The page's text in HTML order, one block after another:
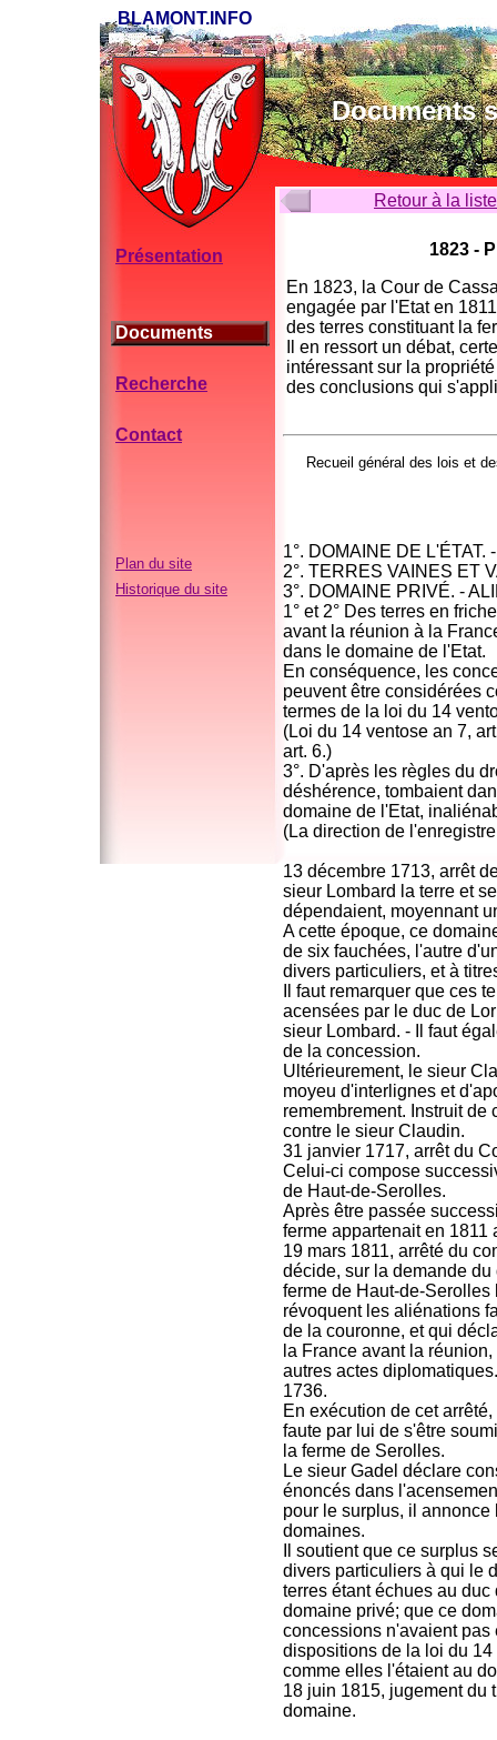
BLAMONT.INFO
Documents
Présentation
Documents
Recherche
Contact
Plan du site
Historique du site
Retour à la
1823 -
En 1823, la Cour de
engagée par l'Etat en
des terres constituant la
Il en ressort un débat,
intéressant sur la
des conclusions qui
Recueil général des lois et
1°. DOMAINE DE L'ÉTAT.
2°. TERRES VAINES ET
3°. DOMAINE PRIVÉ. -
1° et 2° Des terres en
avant la réunion à la
dans le domaine de l'Etat.
En conséquence, les
peuvent être considérées
termes de la loi du 14
(Loi du 14 ventose an 7,
art. 6.)
3°. D'après les règles du
déshérence, tombaient
domaine de l'Etat,
(La direction de
13 décembre 1713, arrêt
sieur Lombard la terre et
dépendaient, moyennant
A cette époque, ce
de six fauchées, l'autre
divers particuliers, et à
Il faut remarquer que ces
acensées par le duc de
sieur Lombard. - Il faut
de la concession.
Ultérieurement, le sieur
moyeu d'interlignes et
remembrement. Instruit
contre le sieur Claudin.
31 janvier 1717, arrêt du
Celui-ci compose
de Haut-de-Serolles.
Après être passée
ferme appartenait en 1811
19 mars 1811, arrêté du
décide, sur la demande
ferme de Haut-de-
révoquent les aliénations
de la couronne, et qui
la France avant la
autres actes
1736.
En exécution de cet
faute par lui de s'être
la ferme de Serolles.
Le sieur Gadel déclare
énoncés dans
pour le surplus, il
domaines.
Il soutient que ce surplus
divers particuliers à qui le
terres étant échues au
domaine privé; que ce
concessions n'avaient
dispositions de la loi du
comme elles l'étaient au
18 juin 1815, jugement du
domaine.